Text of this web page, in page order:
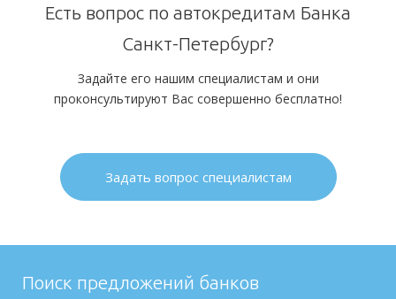
Есть вопрос по автокредитам Банка
Санкт-Петербург?
Задайте его нашим специалистам и они
проконсультируют Вас совершенно бесплатно!
Задать вопрос специалистам
Поиск предложений банков